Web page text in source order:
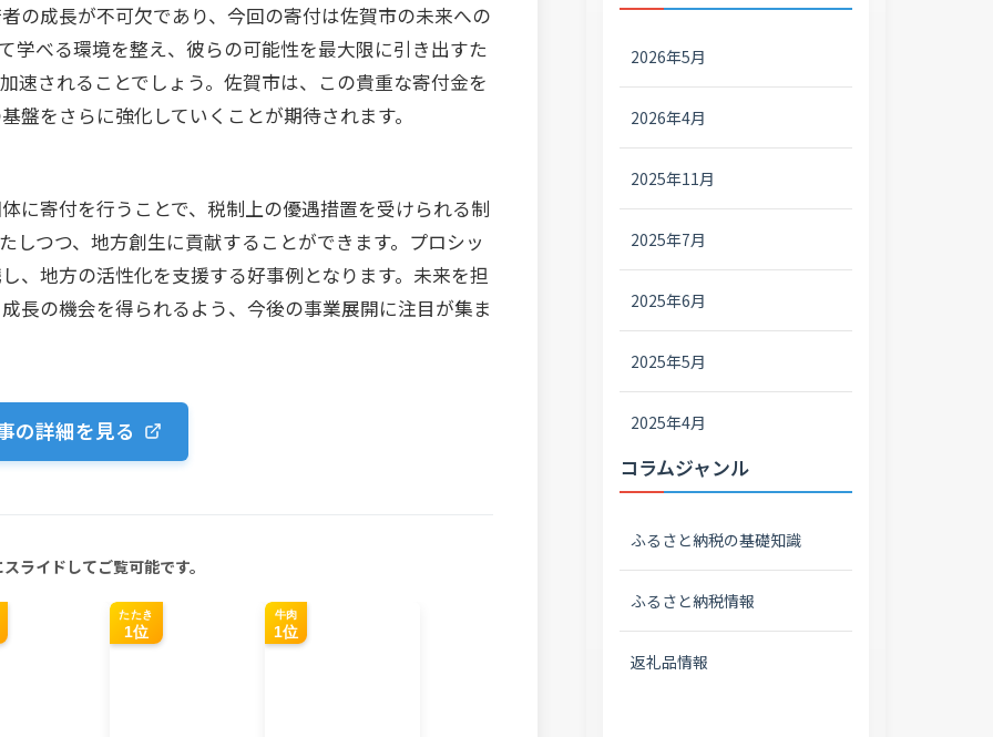
の成長が不可欠であり、今回の寄付は佐賀市の未来への
学べる環境を整え、彼らの可能性を最大限に引き出すた
速されることでしょう。佐賀市は、この貴重な寄付金を
盤をさらに強化していくことが期待されます。
に寄付を行うことで、税制上の優遇措置を受けられる制
しつつ、地方創生に貢献することができます。プロシッ
、地方の活性化を支援する好事例となります。未来を担
長の機会を得られるよう、今後の事業展開に注目が集ま
の詳細を見る
ライドしてご覧可能です。
たたき
1位
牛肉
1位
2026年5月
2026年4月
2025年11月
2025年7月
2025年6月
2025年5月
2025年4月
コラムジャンル
ふるさと納税の基礎知識
ふるさと納税情報
返礼品情報